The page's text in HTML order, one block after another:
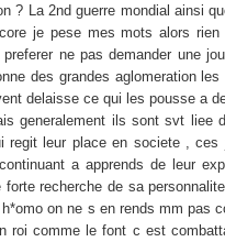
? La 2nd guerre mondial ainsi
je pese mes mots alors
ne pas demander une
des grandes aglomeration
delaisse ce qui les pousse a
generalement ils sont svt liee
regit leur place en societe ,
a apprends de leur
forte recherche de sa
on ne s en rends mm pas
roi comme le font c est